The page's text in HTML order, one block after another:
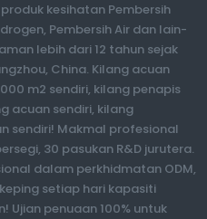
kesihatan Pembersih
Pembersih Air dan lain-
lebih dari 12 tahun sejak
China. Kilang acuan
m2 sendiri, kilang penapis
acuan sendiri, kilang
sendiri! Makmal profesional
30 pasukan R&D jurutera.
dalam perkhidmatan ODM,
setiap hari kapasiti
Ujian penuaan 100% untuk